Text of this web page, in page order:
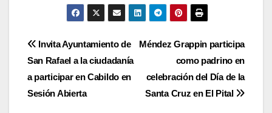
Navegación
de
entradas
Méndez Grappin participa
como padrino en
celebración del Día de la
Santa Cruz en El Pital
Invita Ayuntamiento de
San Rafael a la ciudadanía
a participar en Cabildo en
Sesión Abierta